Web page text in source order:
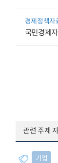
경제정책자
국민경제
관련 주제
기업